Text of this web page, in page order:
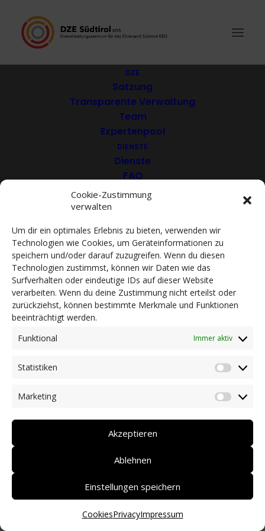
Cookie-Zustimmung
verwalten
Um dir ein optimales Erlebnis zu bieten, verwenden wir
Technologien wie Cookies, um Geräteinformationen zu
speichern und/oder darauf zuzugreifen. Wenn du diesen
Technologien zustimmst, können wir Daten wie das
Surfverhalten oder eindeutige IDs auf dieser Website
verarbeiten. Wenn du deine Zustimmung nicht erteilst oder
zurückziehst, können bestimmte Merkmale und Funktionen
beeinträchtigt werden.
Funktional
Immer aktiv
Statistiken
Marketing
Akzeptieren
Ablehnen
Einstellungen speichern
CookiesPrivacyImpressum
DZE
Satzung
Transparente Verwaltung
Team
Expertenpool
DIENSTE
Dienste
FAQ
Download
Mitglied werden
ACADEMY
VIDEOTHEK
NEWS
Dringlichkeitsmaßnahmen und aktuelle Informationen
Coronakrise: Hilfsangebote unserer Mitglieder
Initiativen unserer Mitglieder/Partner
DEUTSCH
Haus der geschützten
Wohnungen des KFS /
Casa degli alloggi
protetti del KFS